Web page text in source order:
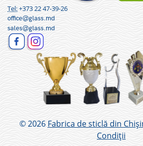
Tel:+373 22 47-39-26
office@glass.md
sales@glass.md
© 2026 Fabrica de sticlă din
Condiții